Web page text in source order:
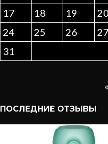
17
18 19 20
24
25 26 27
31
«
ПОСЛЕДНИЕ ОТЗЫВЫ